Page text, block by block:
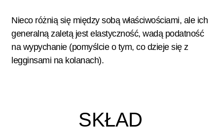
Nieco różnią się między sobą właściwościami, ale ich
generalną zaletą jest elastyczność, wadą podatność
na wypychanie (pomyślcie o tym, co dzieje się z
legginsami na kolanach).
SKŁAD